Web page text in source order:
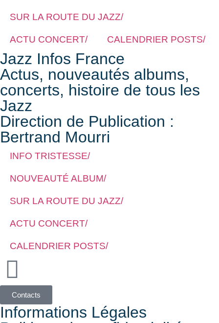
SUR LA ROUTE DU JAZZ/
ACTU CONCERT/ CALENDRIER POSTS/
Jazz Infos France
Actus, nouveautés albums,
concerts, histoire de tous les
Jazz
Direction de Publication :
Bertrand Mourri
INFO TRISTESSE/
NOUVEAUTÉ ALBUM/
SUR LA ROUTE DU JAZZ/
ACTU CONCERT/
CALENDRIER POSTS/
Contacts
Informations Légales